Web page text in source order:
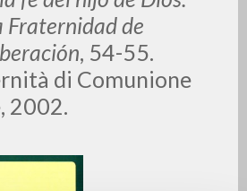
Fraternidad de
, 54-55.
di Comunione
2002.
scritti